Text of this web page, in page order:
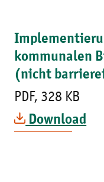
kommunalen
(nicht
PDF, 328 KB
Download